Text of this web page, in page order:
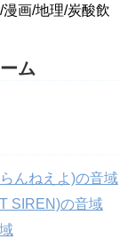
漫画/地理/炭酸飲
ム
んねえよ)の音域
SIREN)の音域